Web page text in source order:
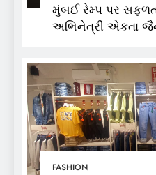
મુંબઈ રેમ્પ પર
અભિનેત્રી એકતા
FASHION